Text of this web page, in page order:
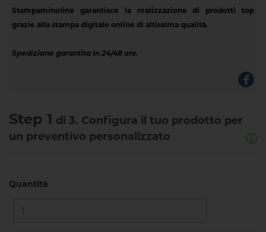
Stampaminoline garantisce la realizzazione di prodotti top
grazie alla stampa digitale online di altissima qualità.
Spedizione garantita in 24/48 ore.
Step 1 di 3. Configura il tuo prodotto per
un preventivo personalizzato
Quantità